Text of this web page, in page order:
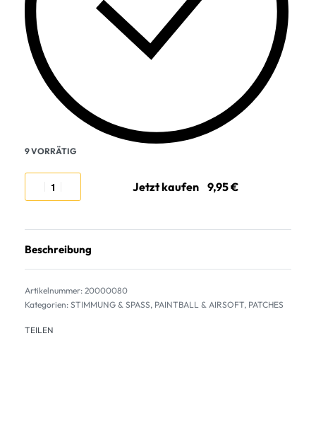
9 VORRÄTIG
Jetzt kaufen
Beschreibung
20000080
Kategorien: STIMMUNG & SPASS, PAINTBALL & AIRSOFT, PATCHES
TEILEN